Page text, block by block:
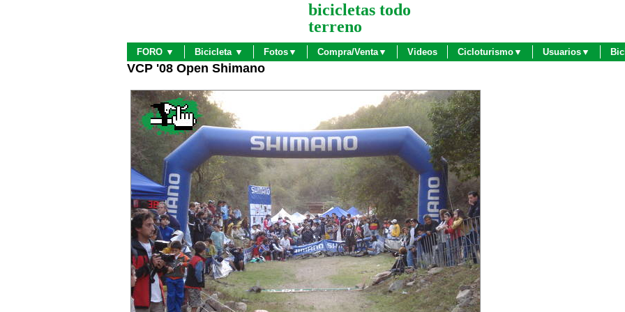
bicicletas todo
terreno
FORO ▼ Bicicleta ▼ Fotos▼ Compra/Venta▼ Videos Cicloturismo▼ Usuarios▼
VCP '08 Open Shimano